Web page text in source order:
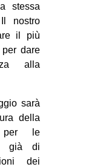
stessa
nostro
il più
dare
alla
sarà
della
per le
già di
dei